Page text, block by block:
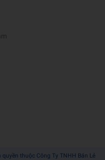
thuộc Công Ty TNHH Bán Lẻ